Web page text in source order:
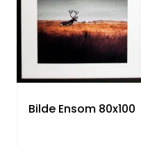
Bilde Ensom 80x100